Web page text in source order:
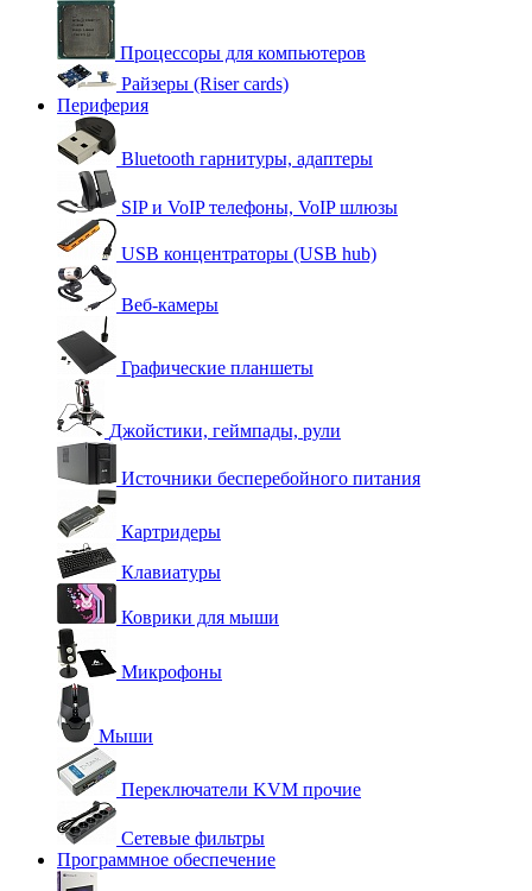
Процессоры для компьютеров
Райзеры (Riser cards)
Периферия
Bluetooth гарнитуры, адаптеры
SIP и VoIP телефоны, VoIP шлюзы
USB концентраторы (USB hub)
Веб-камеры
Графические планшеты
Джойстики, геймпады, рули
Источники бесперебойного питания
Картридеры
Клавиатуры
Коврики для мыши
Микрофоны
Мыши
Переключатели KVM прочие
Сетевые фильтры
Программное обеспечение